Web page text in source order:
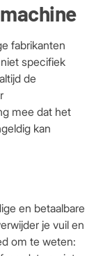
fabrikanten
specifiek
de
mee dat het
kan
en betaalbare
je vuil en
om te weten: